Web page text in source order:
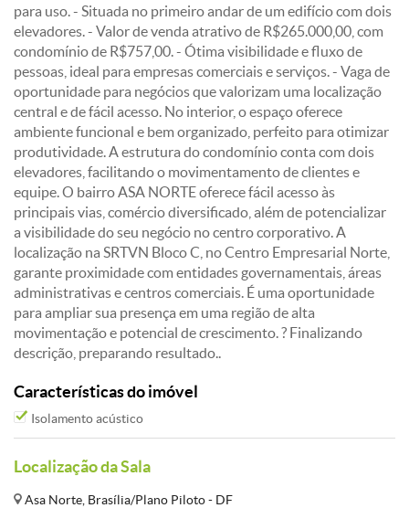
para uso. - Situada no primeiro andar de um edifício com dois
elevadores. - Valor de venda atrativo de R$265.000,00, com
condomínio de R$757,00. - Ótima visibilidade e fluxo de
pessoas, ideal para empresas comerciais e serviços. - Vaga de
oportunidade para negócios que valorizam uma localização
central e de fácil acesso. No interior, o espaço oferece
ambiente funcional e bem organizado, perfeito para otimizar
produtividade. A estrutura do condomínio conta com dois
elevadores, facilitando o movimentamento de clientes e
equipe. O bairro ASA NORTE oferece fácil acesso às
principais vias, comércio diversificado, além de potencializar
a visibilidade do seu negócio no centro corporativo. A
localização na SRTVN Bloco C, no Centro Empresarial Norte,
garante proximidade com entidades governamentais, áreas
administrativas e centros comerciais. É uma oportunidade
para ampliar sua presença em uma região de alta
movimentação e potencial de crescimento. ? Finalizando
descrição, preparando resultado..
Características do imóvel
Isolamento acústico
Localização da Sala
Asa Norte, Brasília/Plano Piloto - DF